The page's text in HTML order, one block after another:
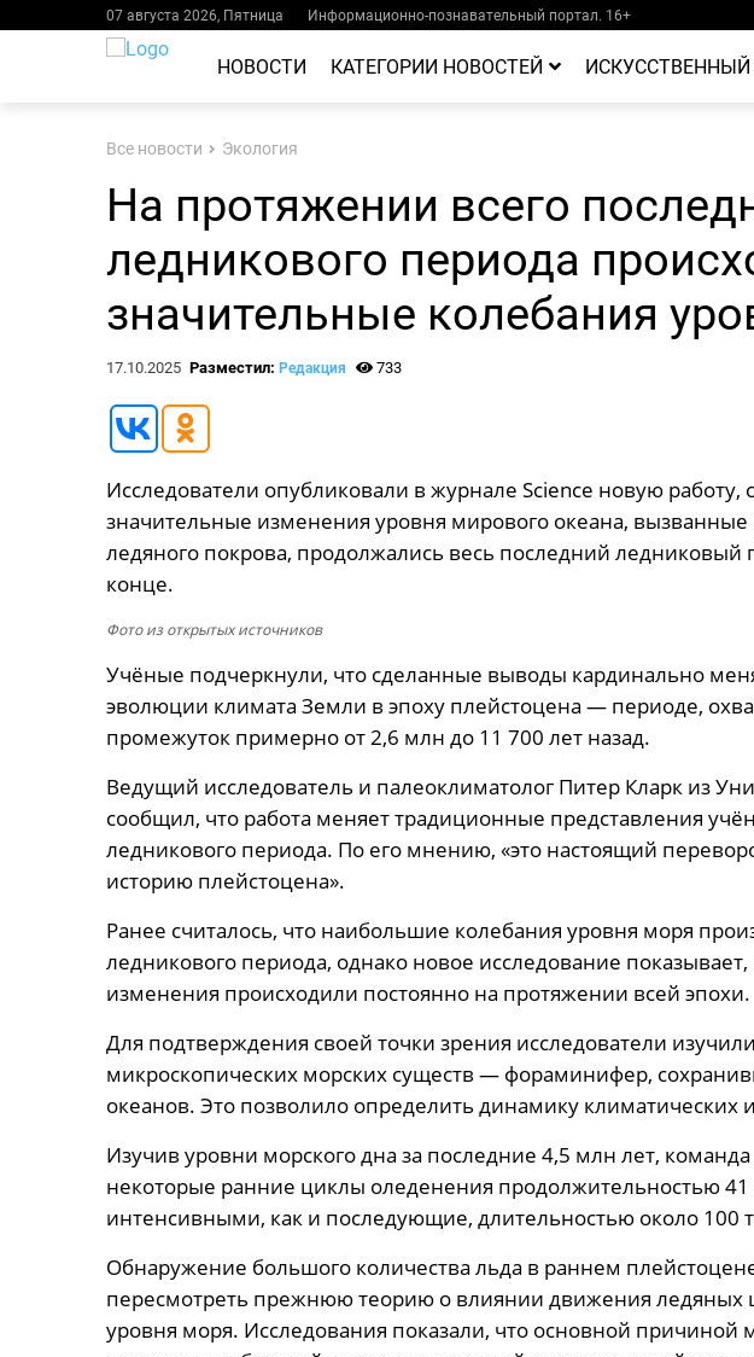
07 августа 2026, Пятница Информационно-познавательный портал. 16+
НОВОСТИ КАТЕГОРИИ НОВОСТЕЙ ИСКУССТВЕННЫЙ
Все новости Экология
На протяжении всего
ледникового периода
значительные колебания
17.10.2025 Разместил: Редакция 733
Исследователи опубликовали в журнале Science новую работу,
значительные изменения уровня мирового океана, вызванные
ледяного покрова, продолжались весь последний ледниковый
конце.
Фото из открытых источников
Учёные подчеркнули, что сделанные выводы кардинально
эволюции климата Земли в эпоху плейстоцена — периоде,
промежуток примерно от 2,6 млн до 11 700 лет назад.
Ведущий исследователь и палеоклиматолог Питер Кларк из
сообщил, что работа меняет традиционные представления
ледникового периода. По его мнению, «это настоящий
историю плейстоцена».
Ранее считалось, что наибольшие колебания уровня моря
ледникового периода, однако новое исследование
изменения происходили постоянно на протяжении всей эпохи.
Для подтверждения своей точки зрения исследователи
микроскопических морских существ — фораминифер,
океанов. Это позволило определить динамику
Изучив уровни морского дна за последние 4,5 млн лет,
некоторые ранние циклы оледенения продолжительностью
интенсивными, как и последующие, длительностью около 100
Обнаружение большого количества льда в раннем
пересмотреть прежнюю теорию о влиянии движения ледяных
уровня моря. Исследования показали, что основной причиной